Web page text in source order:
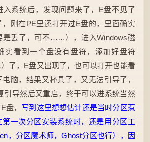
入系统后，发现问题来了，E盘不见了
，刚在PE里还打开过E盘的，里面确实
是丢了，可不……），进入Windows磁
实看到一个盘没有盘符，添加好盘符
）了，E盘又出现了，也可以打开也能看
脑，结果又杯具了，又无法引导了，
引导然后又重启，终于可以进系统当然
盘， 写到这里想想估计还是当时分区惹
一次分区安装系统时，还是用分区工
，分区魔术师，Ghost分区也行），因